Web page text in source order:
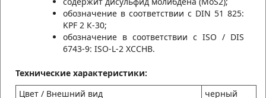
обозначение в соответствии с DIN 51 825:
KPF 2 К-30;
обозначение в соответствии с ISO / DIS
6743-9: ISO-L-2 XCCHB.
Технические характеристики:
Цвет / Внешний вид
черный